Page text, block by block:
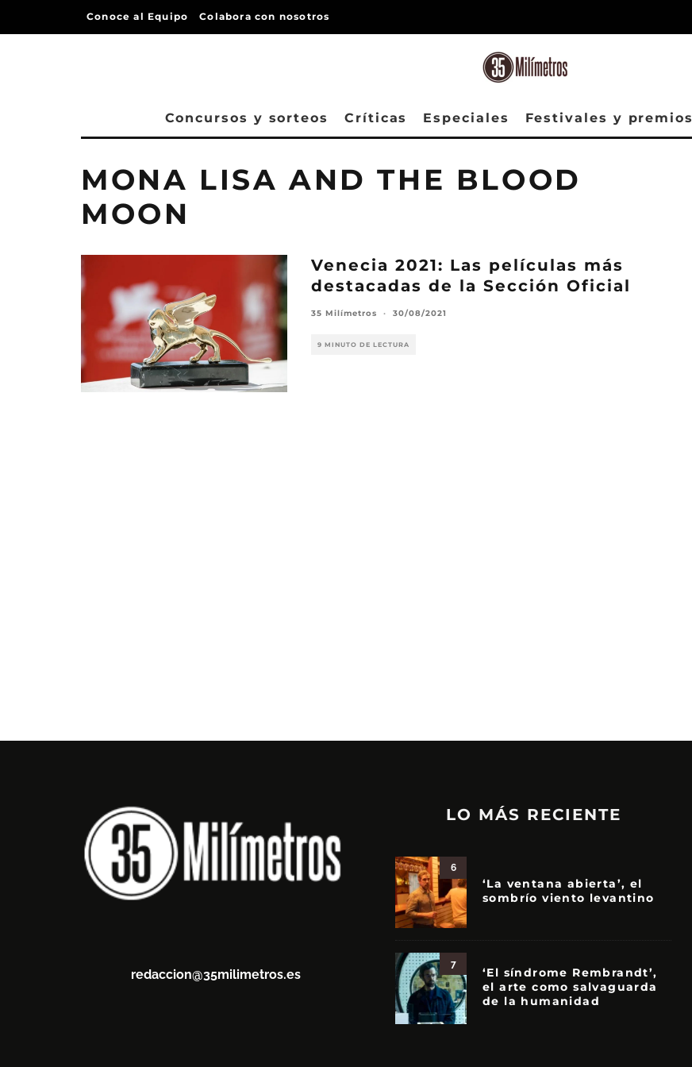
Conoce al Equipo Colabora con nosotros
Concursos y sorteos Críticas Especiales Festivales y premios
MONA LISA AND THE BLOOD
MOON
Venecia 2021: Las películas más
destacadas de la Sección Oficial
35 Milímetros · 30/08/2021
9 MINUTO DE LECTURA
redaccion@35milimetros.es
LO MÁS RECIENTE
6
‘La ventana abierta’, el
sombrío viento levantino
7
‘El síndrome Rembrandt’,
el arte como salvaguarda
de la humanidad